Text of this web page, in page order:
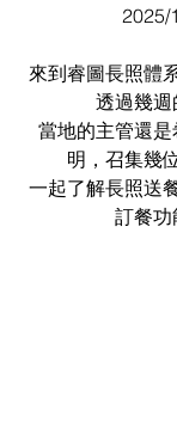
2025/
來到睿圖長照體
透過幾週
當地的主管還
明，召集幾
一起了解長照送
訂餐功